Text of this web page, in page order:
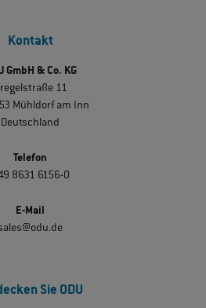
Kontakt
GmbH & Co. KG
11
Mühldorf am Inn
Deutschland
Telefon
8631 6156-0
E-Mail
Sie ODU